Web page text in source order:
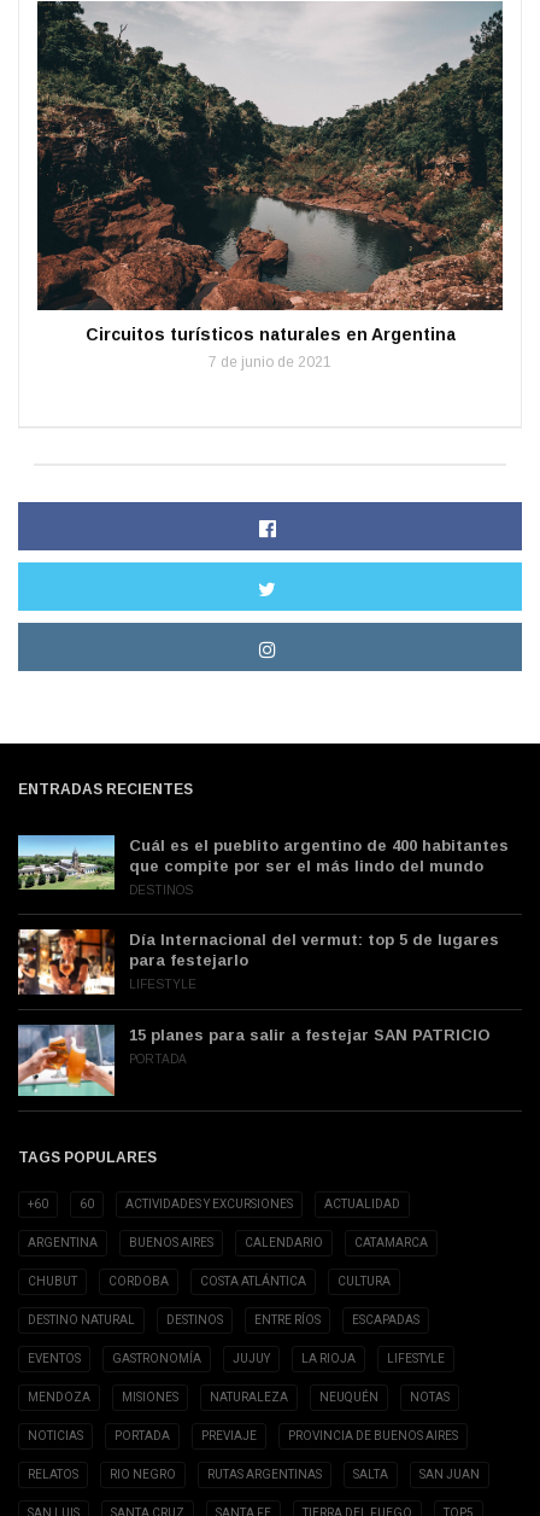
Circuitos turísticos naturales en Argentina
7 de junio de 2021
ENTRADAS RECIENTES
Cuál es el pueblito argentino de 400 habitantes
que compite por ser el más lindo del mundo
DESTINOS
Día Internacional del vermut: top 5 de lugares
para festejarlo
LIFESTYLE
15 planes para salir a festejar SAN PATRICIO
PORTADA
TAGS POPULARES
+60 60 ACTIVIDADES Y EXCURSIONES ACTUALIDAD
ARGENTINA BUENOS AIRES CALENDARIO CATAMARCA
CHUBUT CORDOBA COSTA ATLÁNTICA CULTURA
DESTINO NATURAL DESTINOS ENTRE RÍOS ESCAPADAS
EVENTOS GASTRONOMÍA JUJUY LA RIOJA LIFESTYLE
MENDOZA MISIONES NATURALEZA NEUQUÉN NOTAS
NOTICIAS PORTADA PREVIAJE PROVINCIA DE BUENOS AIRES
RELATOS RIO NEGRO RUTAS ARGENTINAS SALTA SAN JUAN
SAN LUIS SANTA CRUZ SANTA FE TIERRA DEL FUEGO TOP5